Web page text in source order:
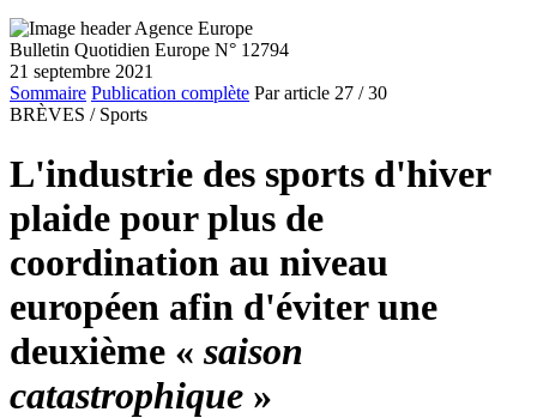
Bulletin Quotidien Europe N° 12794
21 septembre 2021
Sommaire Publication complète Par article 27 / 30
BRÈVES / Sports
L'industrie des sports d'hiver
plaide pour plus de
coordination au niveau
européen afin d'éviter une
deuxième « saison
catastrophique »